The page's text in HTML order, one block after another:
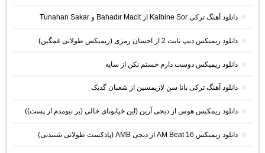
دانلود آهنگ ترکی Kalbine Sor از Bahadır Macit و Tunahan Sakar
دانلود ریمیکس دیپ نایت 2 از احسان رمزی (ریمیکس طولانی غمگین)
دانلود ریمیکس دوست دارم خستم نکن از سایه
دانلود آهنگ ترکی بانا سن لازیمسین از شعبان گدیک
دانلود ریمکیس هوس از دیجی آرین (این خیابونای خالی (بر نیومدم از پست))
دانلود ریمیکس AM Beat 16 از دیجی AMB (پادکست طولانی شنیدنی)